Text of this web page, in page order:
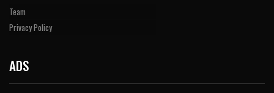
Team
Privacy Policy
ADS